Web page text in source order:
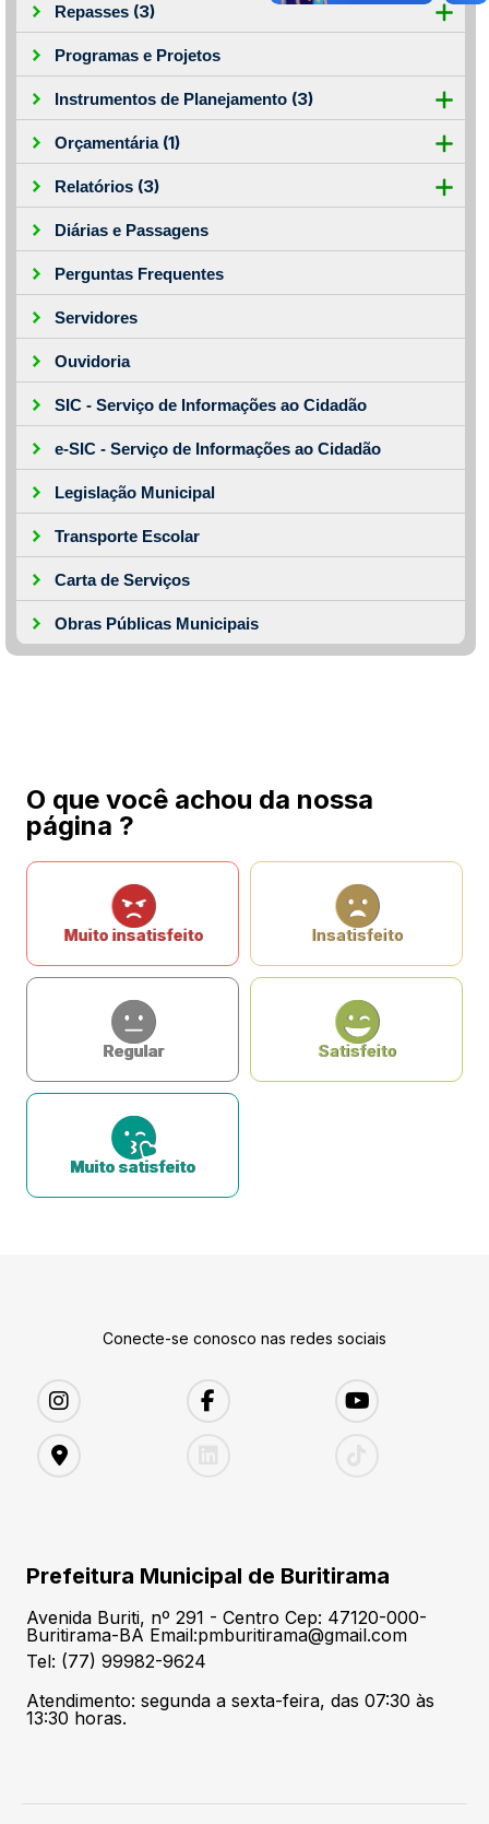
Repasses (3)
Programas e Projetos
Instrumentos de Planejamento (3)
Orçamentária (1)
Relatórios (3)
Diárias e Passagens
Perguntas Frequentes
Servidores
Ouvidoria
SIC - Serviço de Informações ao Cidadão
e-SIC - Serviço de Informações ao Cidadão
Legislação Municipal
Transporte Escolar
Carta de Serviços
Obras Públicas Municipais
O que você achou da nossa
página ?
Muito insatisfeito Insatisfeito
Regular Satisfeito
Muito satisfeito
Conecte-se conosco nas redes sociais
Prefeitura Municipal de Buritirama
Avenida Buriti, nº 291 - Centro Cep: 47120-000-
Buritirama-BA Email:pmburitirama@gmail.com
Tel: (77) 99982-9624
Atendimento: segunda a sexta-feira, das 07:30 às
13:30 horas.